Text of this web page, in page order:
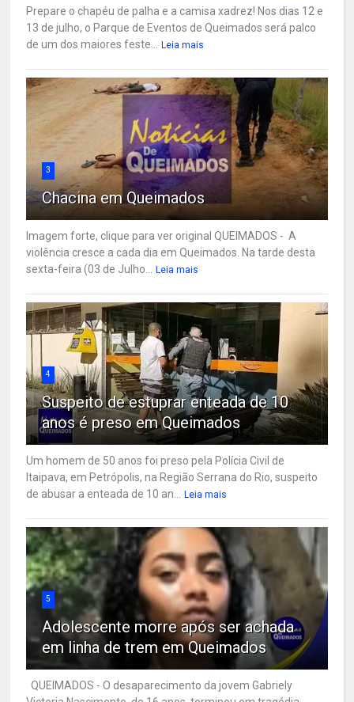
Prepare o chapéu de palha e a camisa xadrez! Nos dias 12 e
13 de julho, o Parque de Eventos de Queimados será palco
de um dos maiores feste...
Leia mais
3
Chacina em Queimados
Imagem forte, clique para ver original QUEIMADOS - A
violência cresce a cada dia em Queimados. Na tarde desta
sexta-feira (03 de Julho...
Leia mais
4
Suspeito de estuprar enteada de 10
anos é preso em Queimados
Um homem de 50 anos foi preso pela Polícia Civil de
Itaipava, em Petrópolis, na Região Serrana do Rio, suspeito
de abusar a enteada de 10 an...
Leia mais
5
Adolescente morre após ser achada
em linha de trem em Queimados
QUEIMADOS - O desaparecimento da jovem Gabriely